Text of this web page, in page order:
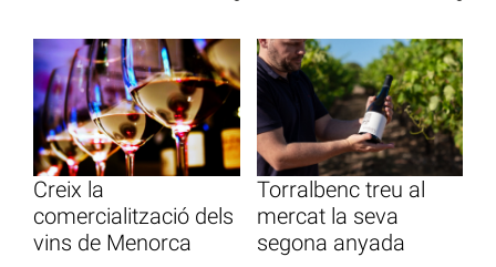
Creix la
comercialització dels
vins de Menorca
Torralbenc treu al
mercat la seva
segona anyada